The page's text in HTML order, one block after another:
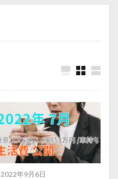
2022年9月6日